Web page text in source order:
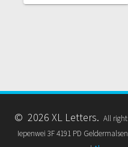
© 2026 XL Letters. All
Iepenwei 3F 4191 PD Geldermalsen